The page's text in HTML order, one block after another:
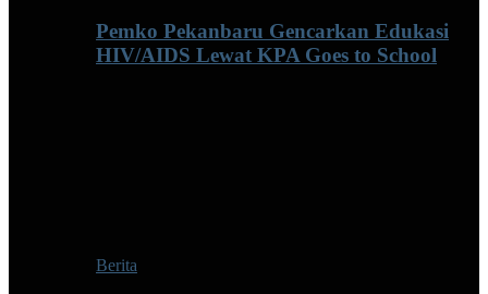
Pemko Pekanbaru Gencarkan Edukasi
HIV/AIDS Lewat KPA Goes to School
Berita